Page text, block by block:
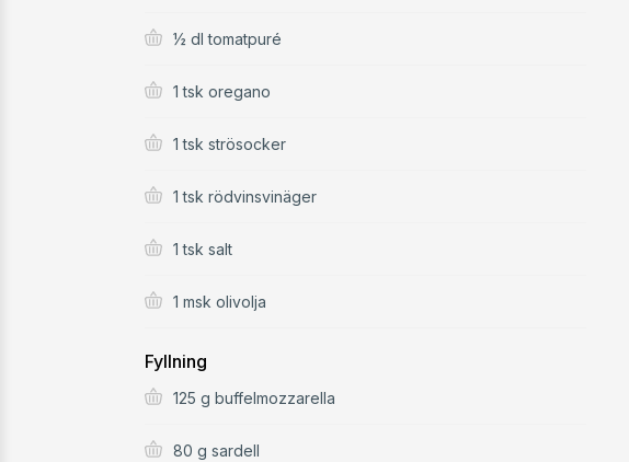
½ dl tomatpuré
1 tsk oregano
1 tsk strösocker
1 tsk rödvinsvinäger
1 tsk salt
1 msk olivolja
Fyllning
125 g buffelmozzarella
80 g sardell